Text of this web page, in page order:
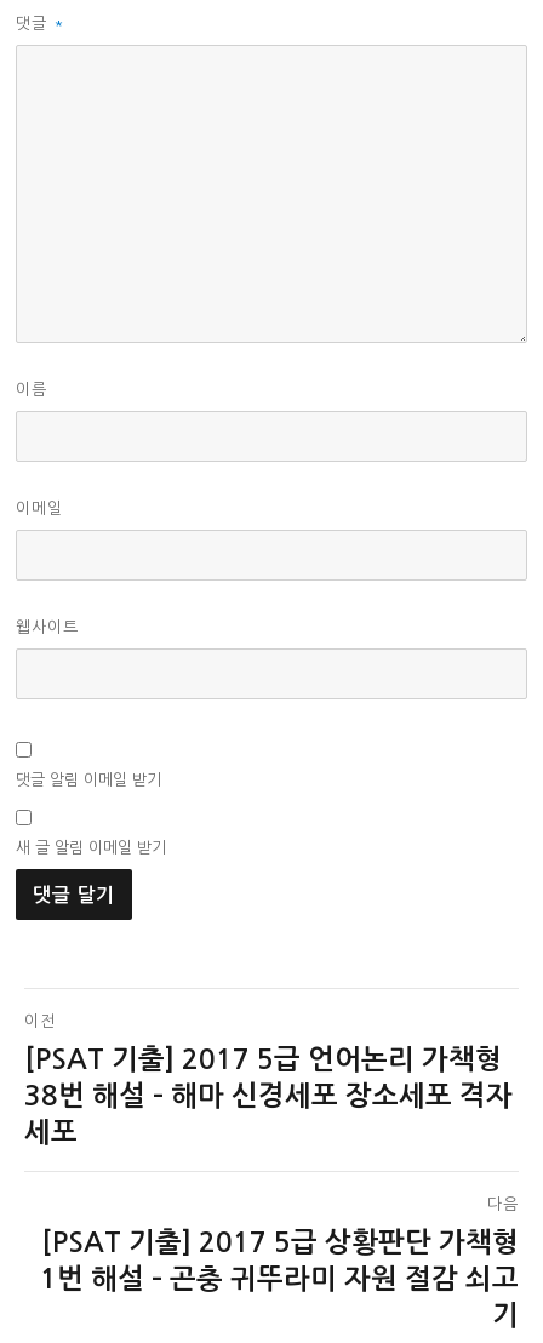
댓글 *
이름
이메일
웹사이트
댓글 알림 이메일 받기
새 글 알림 이메일 받기
글
탐
색
이전
이
전
글:
[PSAT 기출] 2017 5급 언어논리 가책형
38번 해설 – 해마 신경세포 장소세포 격자
세포
다음
[PSAT 기출] 2017 5급 상황판단 가책형
1번 해설 – 곤충 귀뚜라미 자원 절감 쇠고
기